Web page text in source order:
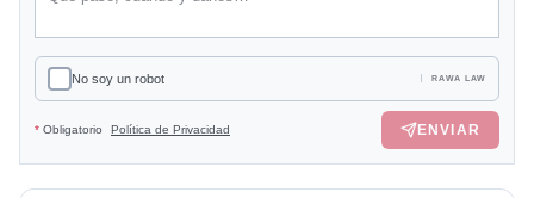
No soy un robot RAWA LAW
* Obligatorio Política de Privacidad ENVIAR